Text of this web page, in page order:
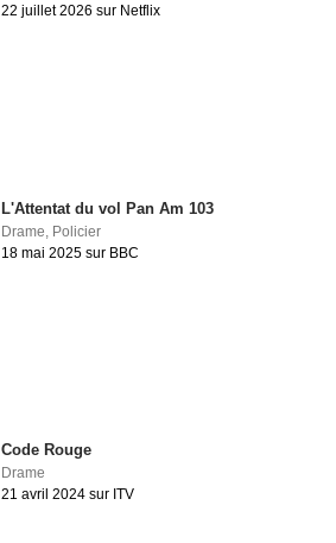
22 juillet 2026 sur Netflix
L'Attentat du vol Pan Am 103
Drame Policier
18 mai 2025 sur BBC
Code Rouge
Drame
21 avril 2024 sur ITV